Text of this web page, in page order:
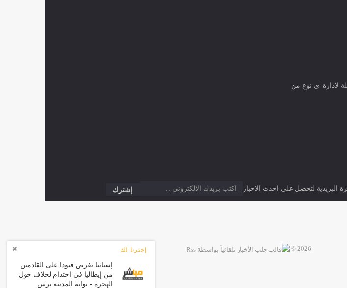
إخترنا لك
إسبانيا تفرض قيودا على القادمين
من إيطاليا في احتدام لخلاف حول
الهجرة - بوابة المدينة برس
لادارة اى نوع من
البريدية لتحصل على احدث الاخبار
2026 ©